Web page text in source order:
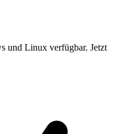
und Linux verfügbar. Jetzt